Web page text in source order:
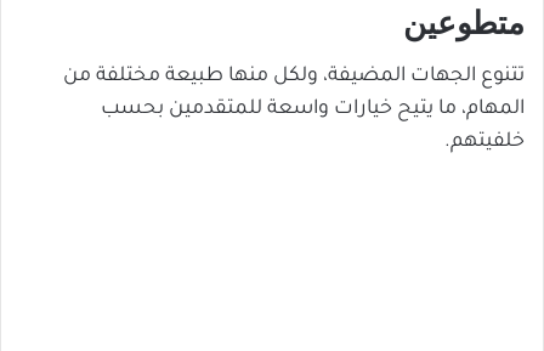
متطوعين
تتنوع الجهات المضيفة، ولكل منها طبيعة مختلفة من
المهام، ما يتيح خيارات واسعة للمتقدمين بحسب
خلفيتهم.